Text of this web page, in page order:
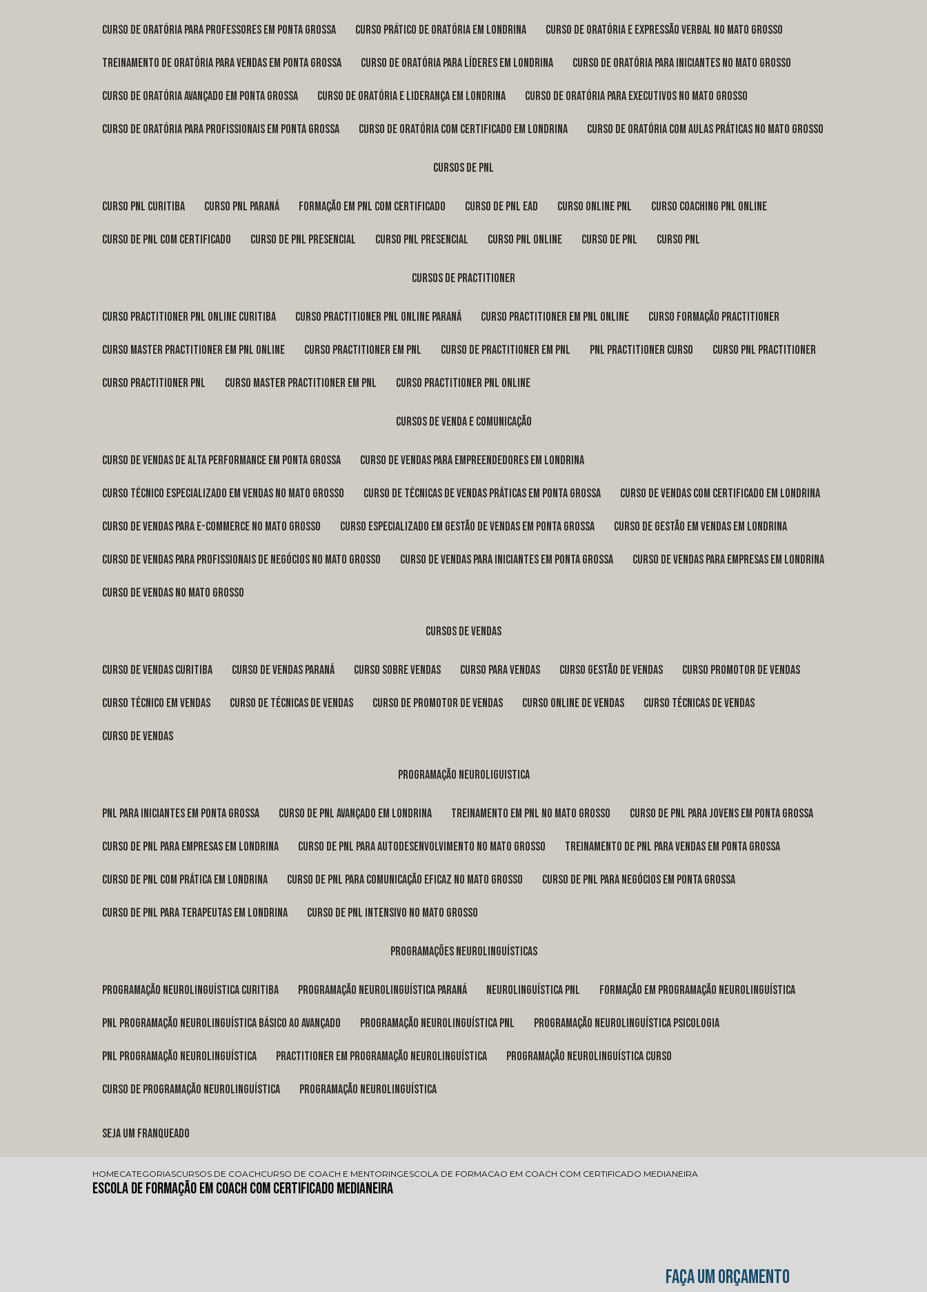
curso de oratória para professores em Ponta Grossa curso prático de oratória em Londrina curso de oratória e expressão verbal no Mato Grosso
treinamento de oratória para vendas em Ponta Grossa curso de oratória para líderes em Londrina curso de oratória para iniciantes no Mato Grosso
curso de oratória avançado em Ponta Grossa curso de oratória e liderança em Londrina curso de oratória para executivos no Mato Grosso
curso de oratória para profissionais em Ponta Grossa curso de oratória com certificado em Londrina curso de oratória com aulas práticas no Mato Grosso
cursos de pnl
curso pnl Curitiba curso pnl Paraná formação em pnl com certificado curso de pnl ead curso online pnl curso coaching pnl online
curso de pnl com certificado curso de pnl presencial curso pnl presencial curso pnl online curso de pnl curso pnl
cursos de practitioner
curso practitioner pnl online Curitiba curso practitioner pnl online Paraná curso practitioner em pnl online curso formação practitioner
curso master practitioner em pnl online curso practitioner em pnl curso de practitioner em pnl pnl practitioner curso curso pnl practitioner
curso practitioner pnl curso master practitioner em pnl curso practitioner pnl online
cursos de venda e comunicação
curso de vendas de alta performance em Ponta Grossa curso de vendas para empreendedores em Londrina
curso técnico especializado em vendas no Mato Grosso curso de técnicas de vendas práticas em Ponta Grossa curso de vendas com certificado em Londrina
curso de vendas para e-commerce no Mato Grosso curso especializado em gestão de vendas em Ponta Grossa curso de gestão em vendas em Londrina
curso de vendas para profissionais de negócios no Mato Grosso curso de vendas para iniciantes em Ponta Grossa curso de vendas para empresas em Londrina
curso de vendas no Mato Grosso
cursos de vendas
curso de vendas Curitiba curso de vendas Paraná curso sobre vendas curso para vendas curso gestão de vendas curso promotor de vendas
curso técnico em vendas curso de técnicas de vendas curso de promotor de vendas curso online de vendas curso técnicas de vendas
curso de vendas
programação neuroliguistica
pnl para iniciantes em Ponta Grossa curso de pnl avançado em Londrina treinamento em pnl no Mato Grosso curso de pnl para jovens em Ponta Grossa
curso de pnl para empresas em Londrina curso de pnl para autodesenvolvimento no Mato Grosso treinamento de pnl para vendas em Ponta Grossa
curso de pnl com prática em Londrina curso de pnl para comunicação eficaz no Mato Grosso curso de pnl para negócios em Ponta Grossa
curso de pnl para terapeutas em Londrina curso de pnl intensivo no Mato Grosso
programações neurolinguísticas
programação neurolinguística Curitiba programação neurolinguística Paraná neurolinguística pnl formação em programação neurolinguística
pnl programação neurolinguística básico ao avançado programação neurolinguística pnl programação neurolinguística psicologia
pnl programação neurolinguística practitioner em programação neurolinguística programação neurolinguística curso
curso de programação neurolinguística programação neurolinguística
Seja um franqueado
HOMECATEGORIASCURSOS DE COACHCURSO DE COACH E MENTORINGESCOLA DE FORMACAO EM COACH COM CERTIFICADO MEDIANEIRA
Escola de Formação em Coach com Certificado Medianeira
FAÇA UM ORÇAMENTO